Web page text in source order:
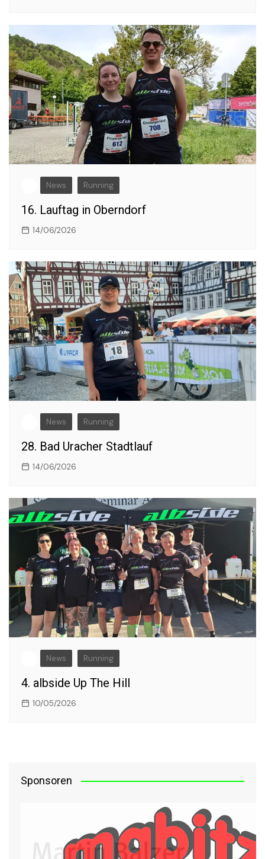
News Running
16. Lauftag in Oberndorf
14/06/2026
News Running
28. Bad Uracher Stadtlauf
14/06/2026
News Running
4. albside Up The Hill
10/05/2026
Sponsoren